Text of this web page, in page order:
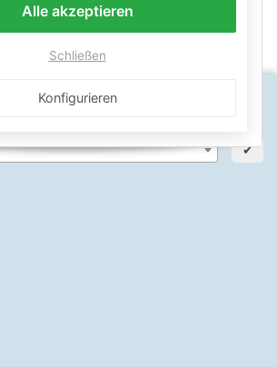
um Preise und Artikel für deinen
✔
Alle akzeptieren
Schließen
Konfigurieren